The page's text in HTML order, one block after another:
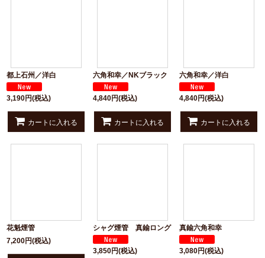
都上石州／洋白
3,190円(税込)
カートに入れる
六角和幸／NKブラック
4,840円(税込)
カートに入れる
六角和幸／洋白
4,840円(税込)
カートに入れる
花魁煙管
7,200円(税込)
シャグ煙管 真鍮ロング
3,850円(税込)
真鍮六角和幸
3,080円(税込)